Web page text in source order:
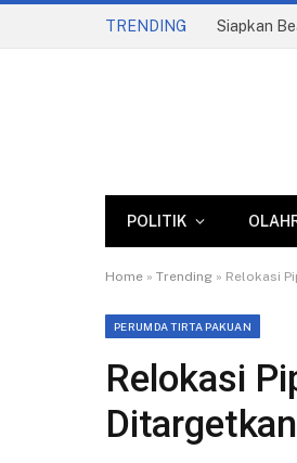
TRENDING
POLITIK
Home » Trending » Relokasi
PERUMDA TIRTA PAKUAN
Relokasi